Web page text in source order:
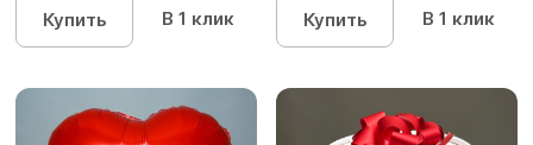
Купить В 1 клик Купить В 1 клик